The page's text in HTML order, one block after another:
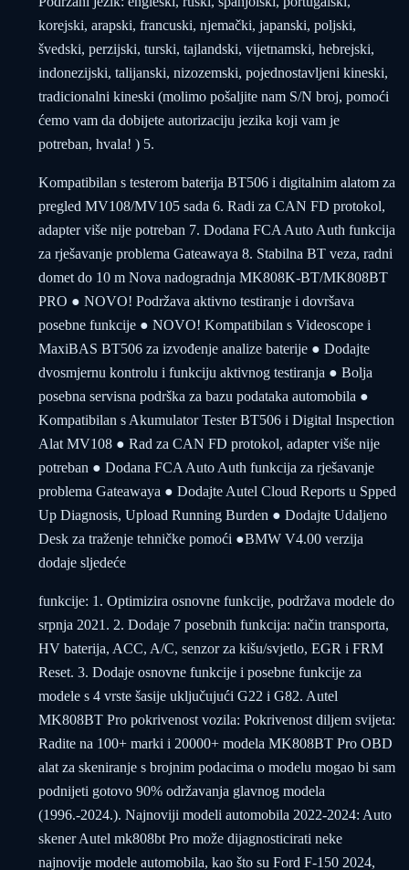
korejski, arapski, francuski, njemački, japanski, poljski,
švedski, perzijski, turski, tajlandski, vijetnamski, hebrejski,
indonezijski, talijanski, nizozemski, pojednostavljeni kineski,
tradicionalni kineski (molimo pošaljite nam S/N broj, pomoći
ćemo vam da dobijete autorizaciju jezika koji vam je
potreban, hvala! ) 5.
Kompatibilan s testerom baterija BT506 i digitalnim alatom za
pregled MV108/MV105 sada 6. Radi za CAN FD protokol,
adapter više nije potreban 7. Dodana FCA Auto Auth funkcija
za rješavanje problema Gateawaya 8. Stabilna BT veza, radni
domet do 10 m Nova nadogradnja MK808K-BT/MK808BT
PRO ● NOVO! Podržava aktivno testiranje i dovršava
posebne funkcije ● NOVO! Kompatibilan s Videoscope i
MaxiBAS BT506 za izvođenje analize baterije ● Dodajte
dvosmjernu kontrolu i funkciju aktivnog testiranja ● Bolja
posebna servisna podrška za bazu podataka automobila ●
Kompatibilan s Akumulator Tester BT506 i Digital Inspection
Alat MV108 ● Rad za CAN FD protokol, adapter više nije
potreban ● Dodana FCA Auto Auth funkcija za rješavanje
problema Gateawaya ● Dodajte Autel Cloud Reports u Spped
Up Diagnosis, Upload Running Burden ● Dodajte Udaljeno
Desk za traženje tehničke pomoći ●BMW V4.00 verzija
dodaje sljedeće
funkcije: 1. Optimizira osnovne funkcije, podržava modele do
srpnja 2021. 2. Dodaje 7 posebnih funkcija: način transporta,
HV baterija, ACC, A/C, senzor za kišu/svjetlo, EGR i FRM
Reset. 3. Dodaje osnovne funkcije i posebne funkcije za
modele s 4 vrste šasije uključujući G22 i G82. Autel
MK808BT Pro pokrivenost vozila: Pokrivenost diljem svijeta:
Radite na 100+ marki i 20000+ modela MK808BT Pro OBD
alat za skeniranje s brojnim podacima o modelu mogao bi sam
podnijeti gotovo 90% održavanja glavnog modela
(1996.-2024.). Najnoviji modeli automobila 2022-2024: Auto
skener Autel mk808bt Pro može dijagnosticirati neke
najnovije modele automobila, kao što su Ford F-150 2024,